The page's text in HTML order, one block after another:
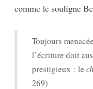
comme le souligne
Toujours
l’écriture doit
prestigieux : le
269)